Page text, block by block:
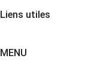
Liens utiles
MENU